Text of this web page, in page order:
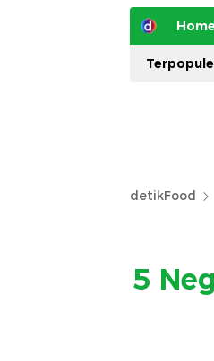
Home
detikFood
5